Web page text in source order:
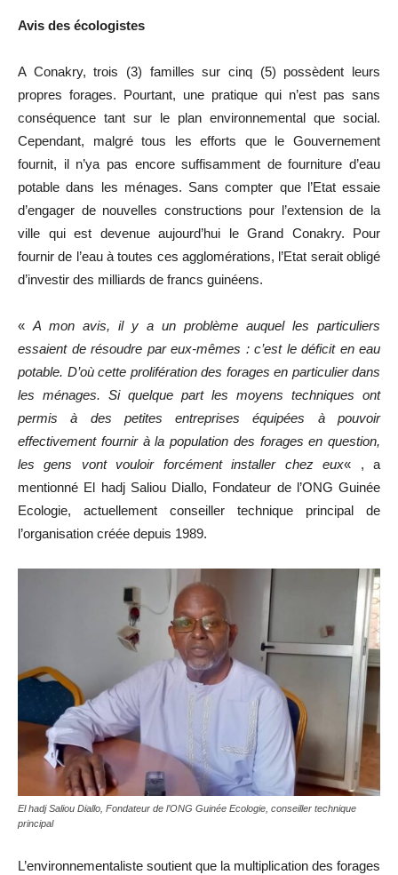
Avis des écologistes
A Conakry, trois (3) familles sur cinq (5) possèdent leurs
propres forages. Pourtant, une pratique qui n’est pas sans
conséquence tant sur le plan environnemental que social.
Cependant, malgré tous les efforts que le Gouvernement
fournit, il n’ya pas encore suffisamment de fourniture d’eau
potable dans les ménages. Sans compter que l’Etat essaie
d’engager de nouvelles constructions pour l’extension de la
ville qui est devenue aujourd’hui le Grand Conakry. Pour
fournir de l’eau à toutes ces agglomérations, l’Etat serait obligé
d’investir des milliards de francs guinéens.
« A mon avis, il y a un problème auquel les particuliers
essaient de résoudre par eux-mêmes : c’est le déficit en eau
potable. D’où cette prolifération des forages en particulier dans
les ménages. Si quelque part les moyens techniques ont
permis à des petites entreprises équipées à pouvoir
effectivement fournir à la population des forages en question,
les gens vont vouloir forcément installer chez eux« , a
mentionné El hadj Saliou Diallo, Fondateur de l’ONG Guinée
Ecologie, actuellement conseiller technique principal de
l’organisation créée depuis 1989.
El hadj Saliou Diallo, Fondateur de l’ONG Guinée Ecologie, conseiller technique
principal
L’environnementaliste soutient que la multiplication des forages